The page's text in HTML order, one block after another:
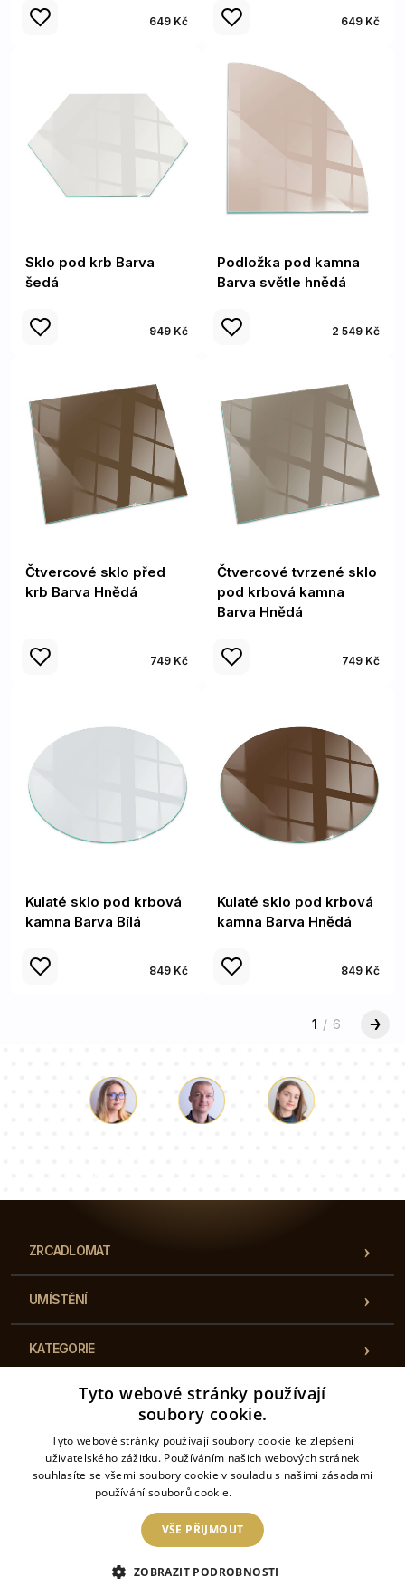
649 Kč 649 Kč
Sklo pod krb Barva
šedá
949 Kč
Podložka pod kamna
Barva světle hnědá
2 549 Kč
Čtvercové sklo před
krb Barva Hnědá
749 Kč
Čtvercové tvrzené sklo
pod krbová kamna
Barva Hnědá
749 Kč
Kulaté sklo pod krbová
kamna Barva Bílá
849 Kč
Kulaté sklo pod krbová
kamna Barva Hnědá
849 Kč
1 / 6
ZRCADLOMAT
UMÍSTĚNÍ
KATEGORIE
PŘEDPISY
KONTAKT
2026 © Zrcadlomat– Všechna práva vyhrazena. Internetový obchod je provozován
17658187
Tyto webové stránky používají
soubory cookie.
Tyto webové stránky používají soubory cookie ke zlepšení
uživatelského zážitku. Používáním našich webových stránek
souhlasíte se všemi soubory cookie v souladu s našimi zásadami
používání souborů cookie.
VŠE PŘIJMOUT
ZOBRAZIT PODROBNOSTI